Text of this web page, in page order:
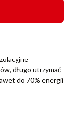
długo utrzymać
do 70% energii